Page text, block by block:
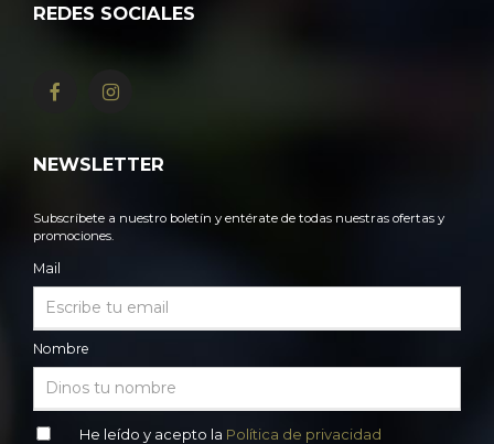
REDES SOCIALES
NEWSLETTER
Subscríbete a nuestro boletín y entérate de todas nuestras ofertas y
promociones.
Mail
Nombre
He leído y acepto la Política de privacidad